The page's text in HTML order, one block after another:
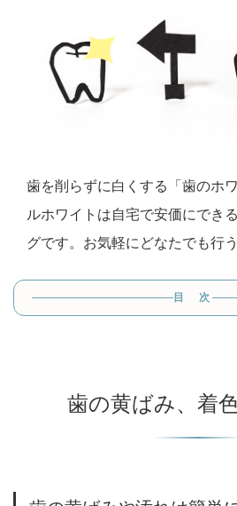
歯を削らずに白くする「歯のホ
ルホワイトは自宅で安価にでき
グです。お気軽にどなたでも行
目 次
歯の黄ばみ、着